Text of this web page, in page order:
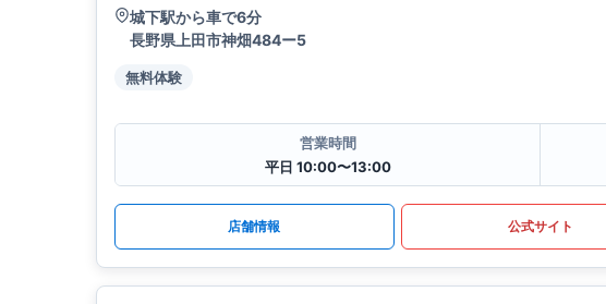
城下駅から車で6分
長野県上田市神畑484ー5
無料体験
営業時間
平日 10:00〜13:00
店舗情報 公式サイト